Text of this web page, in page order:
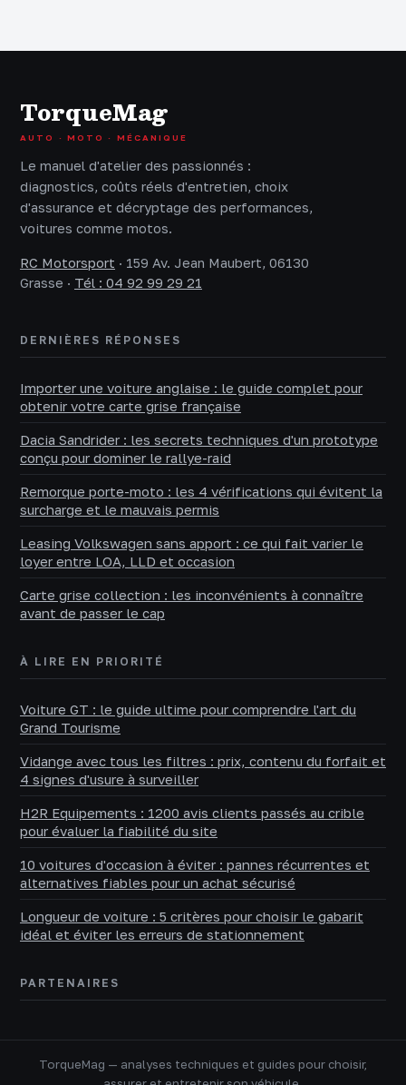
TorqueMag
AUTO · MOTO · MÉCANIQUE
Le manuel d'atelier des passionnés :
diagnostics, coûts réels d'entretien, choix
d'assurance et décryptage des performances,
voitures comme motos.
RC Motorsport · 159 Av. Jean Maubert, 06130
Grasse · Tél : 04 92 99 29 21
DERNIÈRES RÉPONSES
Importer une voiture anglaise : le guide complet pour
obtenir votre carte grise française
Dacia Sandrider : les secrets techniques d'un prototype
conçu pour dominer le rallye-raid
Remorque porte-moto : les 4 vérifications qui évitent la
surcharge et le mauvais permis
Leasing Volkswagen sans apport : ce qui fait varier le
loyer entre LOA, LLD et occasion
Carte grise collection : les inconvénients à connaître
avant de passer le cap
À LIRE EN PRIORITÉ
Voiture GT : le guide ultime pour comprendre l'art du
Grand Tourisme
Vidange avec tous les filtres : prix, contenu du forfait et
4 signes d'usure à surveiller
H2R Equipements : 1200 avis clients passés au crible
pour évaluer la fiabilité du site
10 voitures d'occasion à éviter : pannes récurrentes et
alternatives fiables pour un achat sécurisé
Longueur de voiture : 5 critères pour choisir le gabarit
idéal et éviter les erreurs de stationnement
PARTENAIRES
TorqueMag — analyses techniques et guides pour choisir,